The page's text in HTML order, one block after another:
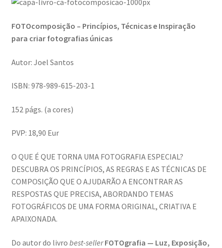
About looking
Ana Dias – Uma viagem ao mundo Playboy
Ana Manuel Mestre vence Maratona Fotográfica Fnac
Enlaçando o Douro…
Fashion on movement
Flores em ponto Macro / Macro Spot Flowers
FOTOcomposição – Princípios, Técnicas e Inspiração
para criar fotografias únicas
Autor: Joel Santos
ISBN: 978-989-615-203-1
152 págs. (a cores)
PVP: 18,90 Eur
O QUE É QUE TORNA UMA FOTOGRAFIA ESPECIAL?
DESCUBRA OS PRINCÍPIOS, AS REGRAS E AS TÉCNICAS DE
COMPOSIÇÃO QUE O AJUDARÃO A ENCONTRAR AS
RESPOSTAS QUE PRECISA, ABORDANDO TEMAS
FOTOGRÁFICOS DE UMA FORMA ORIGINAL, CRIATIVA E
APAIXONADA.
Do autor do livro best-seller FOTOgrafia — Luz, Exposição,